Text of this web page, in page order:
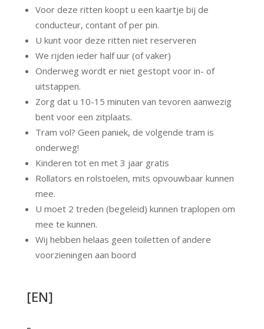
Voor deze ritten koopt u een kaartje bij de
conducteur, contant of per pin.
U kunt voor deze ritten niet reserveren
We rijden ieder half uur (of vaker)
Onderweg wordt er niet gestopt voor in- of
uitstappen.
Zorg dat u 10-15 minuten van tevoren aanwezig
bent voor een zitplaats.
Tram vol? Geen paniek, de volgende tram is
onderweg!
Kinderen tot en met 3 jaar gratis
Rollators en rolstoelen, mits opvouwbaar kunnen
mee.
U moet 2 treden (begeleid) kunnen traplopen om
mee te kunnen.
Wij hebben helaas geen toiletten of andere
voorzieningen aan boord
[EN]